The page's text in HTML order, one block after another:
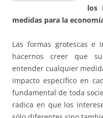
los
medidas para la
Las formas grotescas e
hacernos creer que
entender cualquier
impacto específico en
fundamental de toda
radica en que los